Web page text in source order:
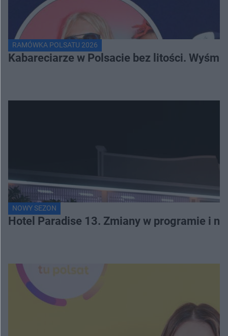
RAMÓWKA POLSATU 2026
Kabareciarze w Polsacie bez litości.
NOWY SEZON
Hotel Paradise 13. Zmiany w programie i